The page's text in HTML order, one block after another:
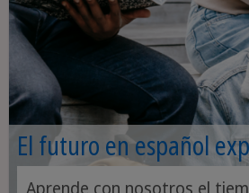
El futuro en español